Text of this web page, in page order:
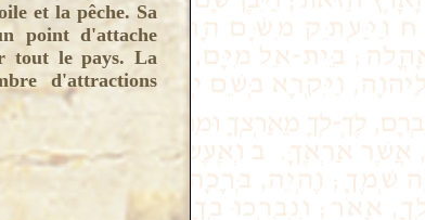
et la pêche. Sa
point d'attache
tout le pays. La
d'attractions